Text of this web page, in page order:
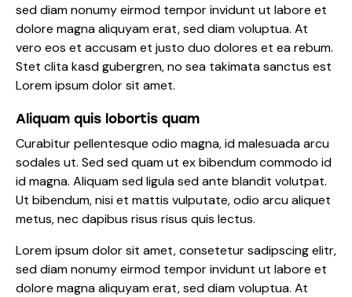
sed diam nonumy eirmod tempor invidunt ut labore et
dolore magna aliquyam erat, sed diam voluptua. At
vero eos et accusam et justo duo dolores et ea rebum.
Stet clita kasd gubergren, no sea takimata sanctus est
Lorem ipsum dolor sit amet.
Aliquam quis lobortis quam
Curabitur pellentesque odio magna, id malesuada arcu
sodales ut. Sed sed quam ut ex bibendum commodo id
id magna. Aliquam sed ligula sed ante blandit volutpat.
Ut bibendum, nisi et mattis vulputate, odio arcu aliquet
metus, nec dapibus risus risus quis lectus.
Lorem ipsum dolor sit amet, consetetur sadipscing elitr,
sed diam nonumy eirmod tempor invidunt ut labore et
dolore magna aliquyam erat, sed diam voluptua. At